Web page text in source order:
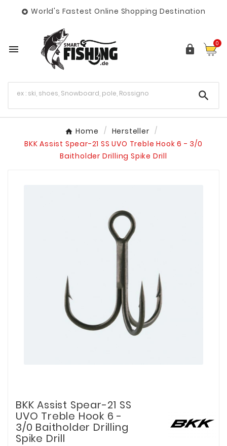
 World's Fastest Online Shopping Destination
  0

Home
Hersteller
BKK Assist Spear-21 SS UVO Treble Hook 6 - 3/0
Baitholder Drilling Spike Drill
BKK Assist Spear-21 SS
UVO Treble Hook 6 -
3/0 Baitholder Drilling
Spike Drill